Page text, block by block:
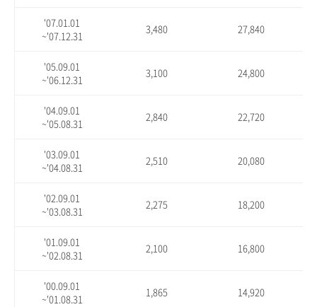
'07.01.01
~'07.12.31
3,480 27,840
'05.09.01
~'06.12.31
3,100 24,800
'04.09.01
~'05.08.31
2,840 22,720
'03.09.01
~'04.08.31
2,510 20,080
'02.09.01
~'03.08.31
2,275 18,200
'01.09.01
~'02.08.31
2,100 16,800
'00.09.01
~'01.08.31
1,865 14,920